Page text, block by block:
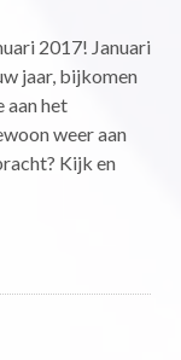
2017! Januari
jaar, bijkomen
aan het
weer aan
Kijk en